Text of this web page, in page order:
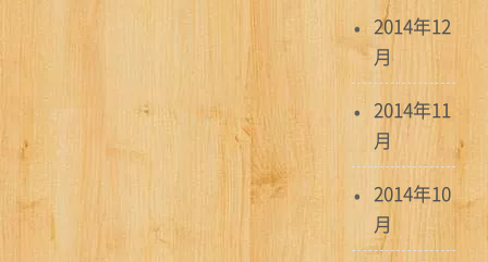
2014年12
月
2014年11
月
2014年10
月